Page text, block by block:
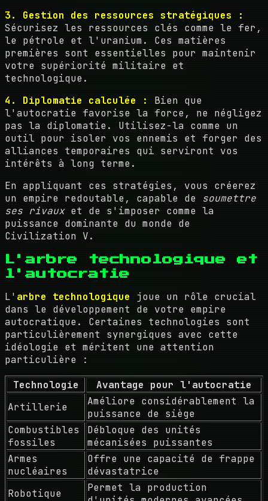
3. Gestion des ressources stratégiques :
Sécurisez les ressources clés comme le fer,
le pétrole et l'uranium. Ces matières
premières sont essentielles pour maintenir
votre supériorité militaire et
technologique.
4. Diplomatie calculée :
Bien que
l'autocratie favorise la force, ne négligez
pas la diplomatie. Utilisez-la comme un
outil pour isoler vos ennemis et forger des
alliances temporaires qui serviront vos
intérêts à long terme.
En appliquant ces stratégies, vous créerez
un empire redoutable, capable de soumettre
ses rivauxet de s'imposer comme la
puissance dominante du monde de
Civilization V.
L'arbre technologique et
l'autocratie
L' arbre technologique joue un rôle crucial
dans le développement de votre empire
autocratique. Certaines technologies sont
particulièrement synergiques avec cette
idéologie et méritent une attention
particulière :
Technologie
Avantage pour l'autocratie
Artillerie
Améliore considérablement la
puissance de siège
Combustibles
fossiles
Débloque des unités
mécanisées puissantes
Armes
nucléaires
Offre une capacité de frappe
dévastatrice
Robotique
Permet la production